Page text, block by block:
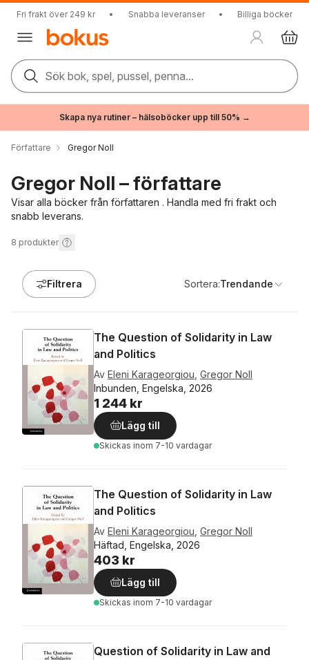
Fri frakt över 249 kr • Snabba leveranser • Billiga böcker
Sök bok, spel, pussel, penna...
Skapa nya rutiner – hälsoböcker upp till 50% →
Författare Gregor Noll
Gregor Noll – författare
Visar alla böcker från författaren . Handla med fri frakt och
snabb leverans.
8 produkter
Filtrera Sortera:Trendande
The Question of Solidarity in Law
and Politics
Av Eleni Karageorgiou Gregor Noll
Inbunden, Engelska, 2026
1 244 kr
Lägg till
Skickas inom 7-10 vardagar
The Question of Solidarity in Law
and Politics
Av Eleni Karageorgiou Gregor Noll
Häftad, Engelska, 2026
403 kr
Lägg till
Skickas inom 7-10 vardagar
Question of Solidarity in Law and